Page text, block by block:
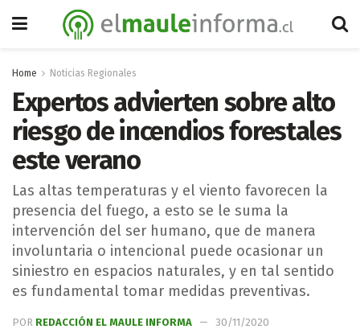
Home Noticias Regionales
Expertos advierten sobre alto
riesgo de incendios forestales
este verano
Las altas temperaturas y el viento favorecen la
presencia del fuego, a esto se le suma la
intervención del ser humano, que de manera
involuntaria o intencional puede ocasionar un
siniestro en espacios naturales, y en tal sentido
es fundamental tomar medidas preventivas.
POR REDACCIÓN EL MAULE INFORMA 30/11/2020